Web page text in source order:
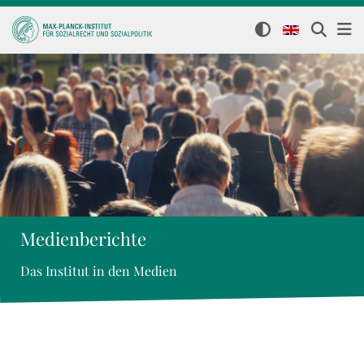
Medienberichte
Das Institut in den Medien